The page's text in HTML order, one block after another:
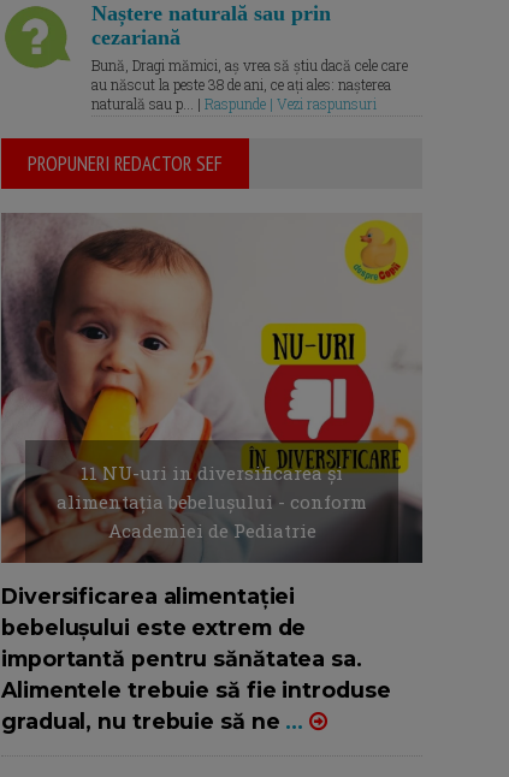
Naștere naturală sau prin
cezariană
Bună, Dragi mămici, aș vrea să știu dacă cele care
au născut la peste 38 de ani, ce ați ales: nașterea
naturală sau p... | Raspunde | Vezi raspunsuri
PROPUNERI REDACTOR SEF
11 NU-uri in diversificarea și
alimentația bebelușului - conform
Academiei de Pediatrie
Diversificarea alimentației
bebelușului este extrem de
importantă pentru sănătatea sa.
Alimentele trebuie să fie introduse
gradual, nu trebuie să ne ...